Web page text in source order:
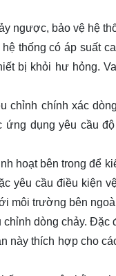
ngược, bảo vệ hệ
thống có áp suất
bị khỏi hư hỏng.
chỉnh chính xác
dụng yêu cầu
hoạt bên trong để
yêu cầu điều kiện
môi trường bên
dòng chảy. Đặc
này thích hợp cho